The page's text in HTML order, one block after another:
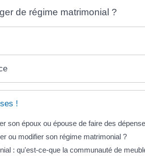
de régime matrimonial ?
!
son époux ou épouse de faire des
ou modifier son régime matrimonial ?
: qu'est-ce-que la communauté de